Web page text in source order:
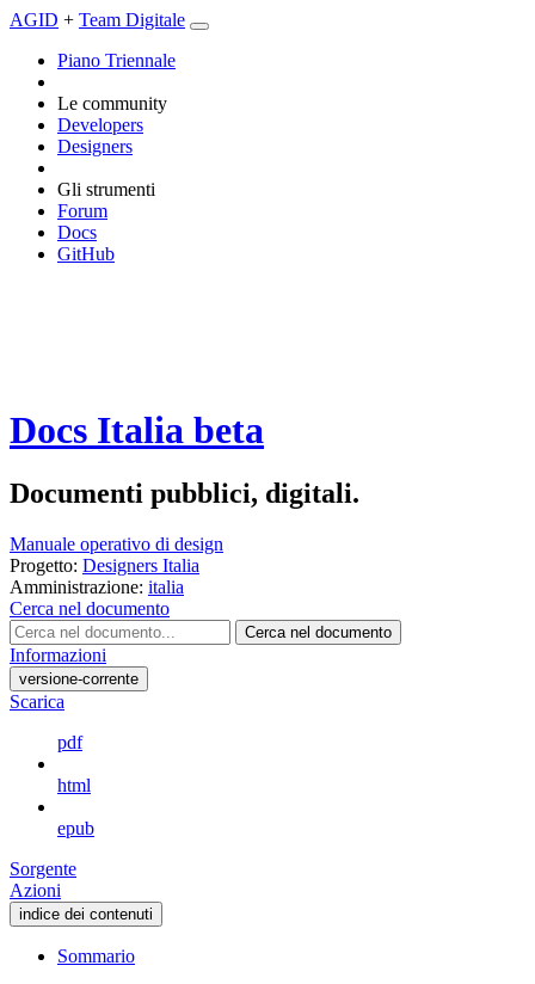
AGID + Team Digitale
Piano Triennale
Le community
Developers
Designers
Gli strumenti
Forum
Docs
GitHub
Docs Italia beta
Documenti pubblici, digitali.
Manuale operativo di design
Progetto: Designers Italia
Amministrazione: italia
Cerca nel documento
Cerca nel documento
Informazioni
versione-corrente
Scarica
pdf
html
epub
Sorgente
Azioni
indice dei contenuti
Sommario